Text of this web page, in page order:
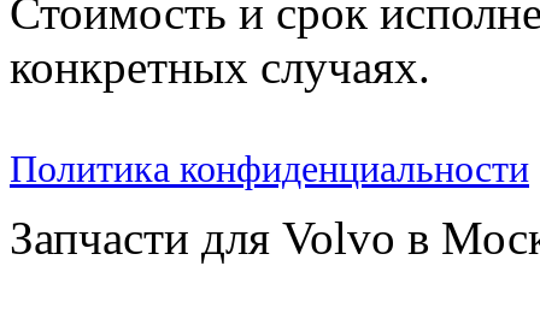
Стоимость и срок
конкретных случаях.
Политика конфиденциальности
Запчасти для Volvo в